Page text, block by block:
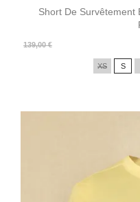
Short De Survêtement
139,00 €
Prix
Prix
XS S